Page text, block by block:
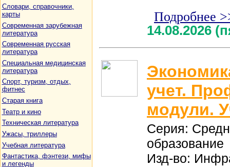
Словари, справочники,
карты
Современная зарубежная
литература
Современная русская
литература
Специальная медицинская
литература
Спорт, туризм, отдых,
фитнес
Старая книга
Театр и кино
Техническая литература
Ужасы, триллеры
Учебная литература
Фантастика, фэнтези, мифы
и легенды
Подробнее
14.08.2026
учет.
модули.
Серия:
образование
Изд-во: